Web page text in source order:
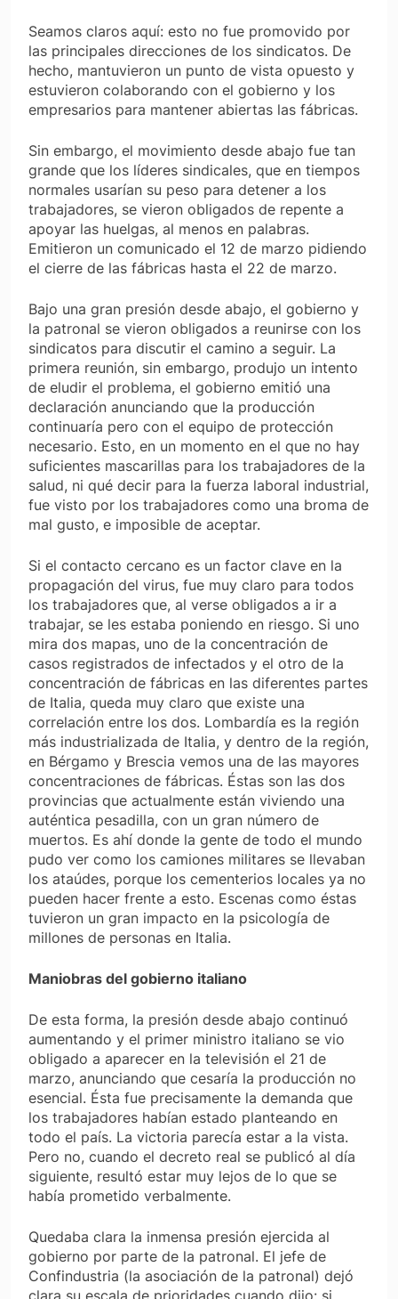
Seamos claros aquí: esto no fue promovido por
las principales direcciones de los sindicatos. De
hecho, mantuvieron un punto de vista opuesto y
estuvieron colaborando con el gobierno y los
empresarios para mantener abiertas las fábricas.
Sin embargo, el movimiento desde abajo fue tan
grande que los líderes sindicales, que en tiempos
normales usarían su peso para detener a los
trabajadores, se vieron obligados de repente a
apoyar las huelgas, al menos en palabras.
Emitieron un comunicado el 12 de marzo pidiendo
el cierre de las fábricas hasta el 22 de marzo.
Bajo una gran presión desde abajo, el gobierno y
la patronal se vieron obligados a reunirse con los
sindicatos para discutir el camino a seguir. La
primera reunión, sin embargo, produjo un intento
de eludir el problema, el gobierno emitió una
declaración anunciando que la producción
continuaría pero con el equipo de protección
necesario. Esto, en un momento en el que no hay
suficientes mascarillas para los trabajadores de la
salud, ni qué decir para la fuerza laboral industrial,
fue visto por los trabajadores como una broma de
mal gusto, e imposible de aceptar.
Si el contacto cercano es un factor clave en la
propagación del virus, fue muy claro para todos
los trabajadores que, al verse obligados a ir a
trabajar, se les estaba poniendo en riesgo. Si uno
mira dos mapas, uno de la concentración de
casos registrados de infectados y el otro de la
concentración de fábricas en las diferentes partes
de Italia, queda muy claro que existe una
correlación entre los dos. Lombardía es la región
más industrializada de Italia, y dentro de la región,
en Bérgamo y Brescia vemos una de las mayores
concentraciones de fábricas. Éstas son las dos
provincias que actualmente están viviendo una
auténtica pesadilla, con un gran número de
muertos. Es ahí donde la gente de todo el mundo
pudo ver como los camiones militares se llevaban
los ataúdes, porque los cementerios locales ya no
pueden hacer frente a esto. Escenas como éstas
tuvieron un gran impacto en la psicología de
millones de personas en Italia.
Maniobras del gobierno italiano
De esta forma, la presión desde abajo continuó
aumentando y el primer ministro italiano se vio
obligado a aparecer en la televisión el 21 de
marzo, anunciando que cesaría la producción no
esencial. Ésta fue precisamente la demanda que
los trabajadores habían estado planteando en
todo el país. La victoria parecía estar a la vista.
Pero no, cuando el decreto real se publicó al día
siguiente, resultó estar muy lejos de lo que se
había prometido verbalmente.
Quedaba clara la inmensa presión ejercida al
gobierno por parte de la patronal. El jefe de
Confindustria (la asociación de la patronal) dejó
clara su escala de prioridades cuando dijo: si